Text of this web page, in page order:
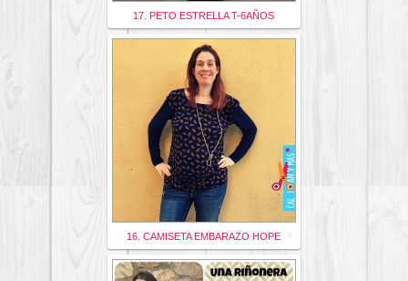
17. PETO ESTRELLA T-6AÑOS
16. CAMISETA EMBARAZO HOPE